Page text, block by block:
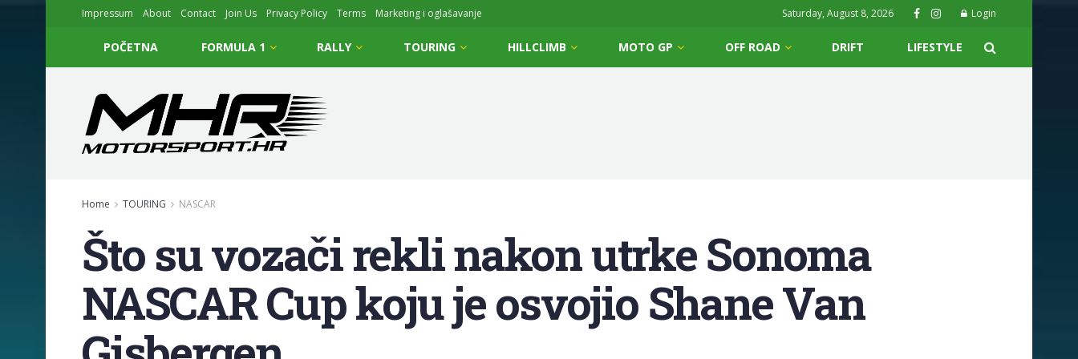
Impressum About Contact Join Us Privacy Policy Terms Marketing i oglašavanje Saturday, August 8, 2026 Login
POČETNA FORMULA 1 RALLY TOURING HILLCLIMB MOTO GP OFF ROAD DRIFT LIFESTYLE
Home TOURING NASCAR
Što su vozači rekli nakon utrke Sonoma
NASCAR Cup koju je osvojio Shane Van